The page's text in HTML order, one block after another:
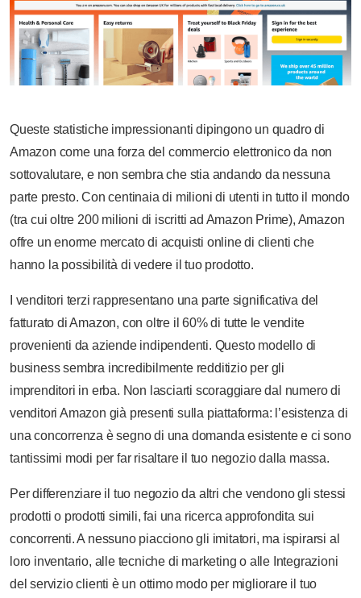
Queste statistiche impressionanti dipingono un quadro di
Amazon come una forza del commercio elettronico da non
sottovalutare, e non sembra che stia andando da nessuna
parte presto. Con centinaia di milioni di utenti in tutto il mondo
(tra cui oltre 200 milioni di iscritti ad Amazon Prime), Amazon
offre un enorme mercato di acquisti online di clienti che
hanno la possibilità di vedere il tuo prodotto.
I venditori terzi rappresentano una parte significativa del
fatturato di Amazon, con oltre il 60% di tutte le vendite
provenienti da aziende indipendenti. Questo modello di
business sembra incredibilmente redditizio per gli
imprenditori in erba. Non lasciarti scoraggiare dal numero di
venditori Amazon già presenti sulla piattaforma: l’esistenza di
una concorrenza è segno di una domanda esistente e ci sono
tantissimi modi per far risaltare il tuo negozio dalla massa.
Per differenziare il tuo negozio da altri che vendono gli stessi
prodotti o prodotti simili, fai una ricerca approfondita sui
concorrenti. A nessuno piacciono gli imitatori, ma ispirarsi al
loro inventario, alle tecniche di marketing o alle Integrazioni
del servizio clienti è un ottimo modo per migliorare il tuo